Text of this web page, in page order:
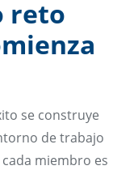
reto
se construye
de trabajo
miembro es